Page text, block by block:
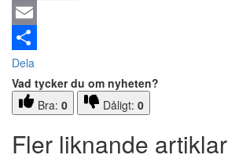
Email
Dela
Vad tycker du om nyheten?
Bra: 0 Dåligt: 0
Fler liknande artiklar